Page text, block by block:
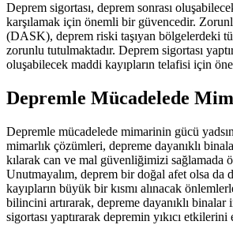
Deprem sigortası, deprem sonrası
karşılamak için önemli bir güvencedir.
(DASK), deprem riski taşıyan bölgelerdeki
zorunlu tutulmaktadır. Deprem sigortası
oluşabilecek maddi kayıpların telafisi için
Depremle Mücadelede
Depremle mücadelede mimarinin gücü
mimarlık çözümleri, depreme dayanıklı
kılarak can ve mal güvenliğimizi sağlamada
Unutmayalım, deprem bir doğal afet olsa da
kayıpların büyük bir kısmı alınacak
bilincini artırarak, depreme dayanıklı binalar
sigortası yaptırarak depremin yıkıcı